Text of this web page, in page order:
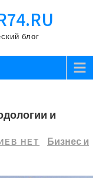
блог
и
НЕТ
Бизнес и